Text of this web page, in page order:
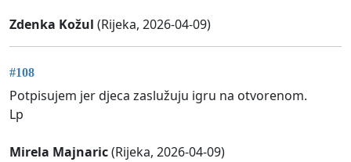
Zdenka Kožul (Rijeka, 2026-04-09)
#108
Potpisujem jer djeca zaslužuju igru na otvorenom.
Lp
Mirela Majnaric(Rijeka, 2026-04-09)